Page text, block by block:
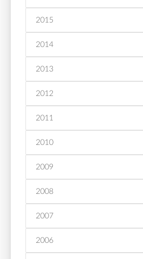
2015
2014
2013
2012
2011
2010
2009
2008
2007
2006